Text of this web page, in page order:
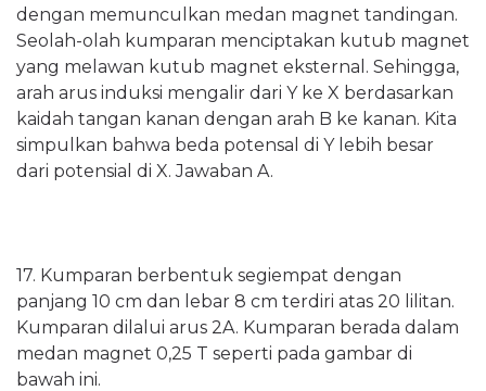
dengan memunculkan medan magnet tandingan.
Seolah-olah kumparan menciptakan kutub magnet
yang melawan kutub magnet eksternal. Sehingga,
arah arus induksi mengalir dari Y ke X berdasarkan
kaidah tangan kanan dengan arah B ke kanan. Kita
simpulkan bahwa beda potensal di Y lebih besar
dari potensial di X. Jawaban A.
17. Kumparan berbentuk segiempat dengan
panjang 10 cm dan lebar 8 cm terdiri atas 20 lilitan.
Kumparan dilalui arus 2A. Kumparan berada dalam
medan magnet 0,25 T seperti pada gambar di
bawah ini.